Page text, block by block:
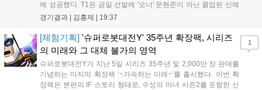
에 성공했다. T1은 금일 선발에 '오너' 문현준이 아닌 콜업된 신예
'페인터' 김은후를 투입했지만, 결국 1:2로 패배하고 말았다. T1은
을 빼냈다....
경기결과 | 김홍제 19:37
[체험기획] '슈퍼로봇대전Y' 35주년 확장팩, 시리즈
의 미래와 그 대체 불가의 영역
슈퍼로봇대전Y가 지난 5일 시리즈 35주년 및 2,000만 장 판매를
기념하는 마지막 확장팩 ‘~가속하는 미래~’를 출시했다. 이번 확
장팩은 본편의 IF 스토리 형태로, 수성의 마녀 시즌2를 포함한 신
1